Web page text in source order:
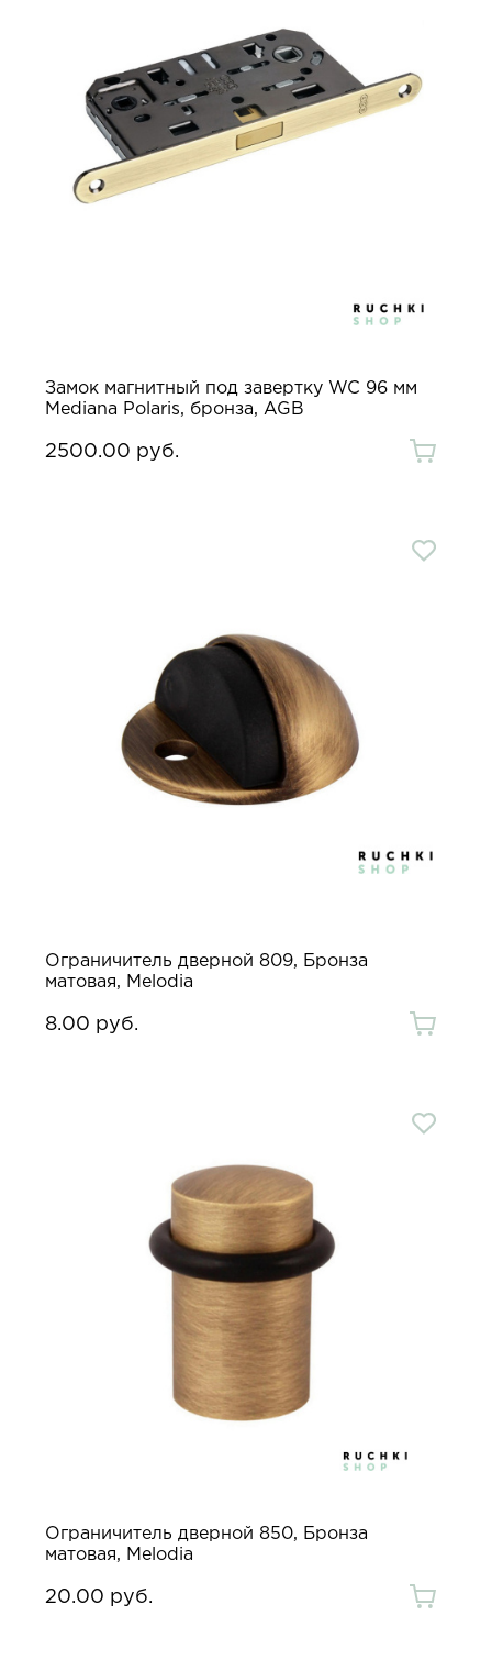
Замок магнитный под завертку WC 96 мм
Mediana Polaris, бронза, AGB
2500.00 руб.
Ограничитель дверной 809, Бронза
матовая, Melodia
8.00 руб.
Ограничитель дверной 850, Бронза
матовая, Melodia
20.00 руб.